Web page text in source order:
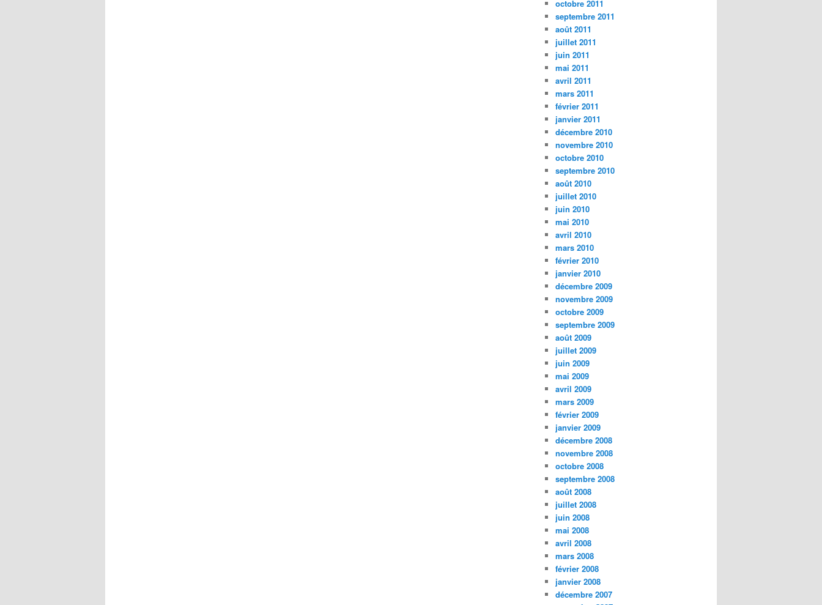
octobre 2011
septembre 2011
août 2011
juillet 2011
juin 2011
mai 2011
avril 2011
mars 2011
février 2011
janvier 2011
décembre 2010
novembre 2010
octobre 2010
septembre 2010
août 2010
juillet 2010
juin 2010
mai 2010
avril 2010
mars 2010
février 2010
janvier 2010
décembre 2009
novembre 2009
octobre 2009
septembre 2009
août 2009
juillet 2009
juin 2009
mai 2009
avril 2009
mars 2009
février 2009
janvier 2009
décembre 2008
novembre 2008
octobre 2008
septembre 2008
août 2008
juillet 2008
juin 2008
mai 2008
avril 2008
mars 2008
février 2008
janvier 2008
décembre 2007